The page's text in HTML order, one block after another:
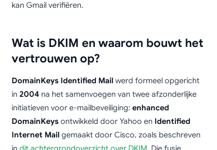
kan Gmail verifiëren.
Wat is DKIM en waarom bouwt het
vertrouwen op?
DomainKeys Identified Mail werd formeel opgericht
in 2004 na het samenvoegen van twee afzonderlijke
initiatieven voor e-mailbeveiliging: enhanced
DomainKeys ontwikkeld door Yahoo en Identified
Internet Mail gemaakt door Cisco, zoals beschreven